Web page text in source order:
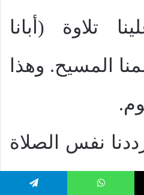
تلاوة (أبانا
المسيح. وهذا
نفس الصلاة
خطر إصابتنا